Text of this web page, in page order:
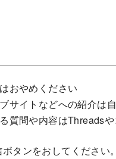
おやめください
サイトなどへの紹介は
質問や内容はThreads
タンをおしてくださ